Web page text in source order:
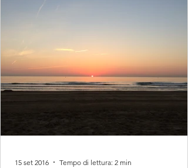
15 set 2016 Tempo di lettura: 2 min